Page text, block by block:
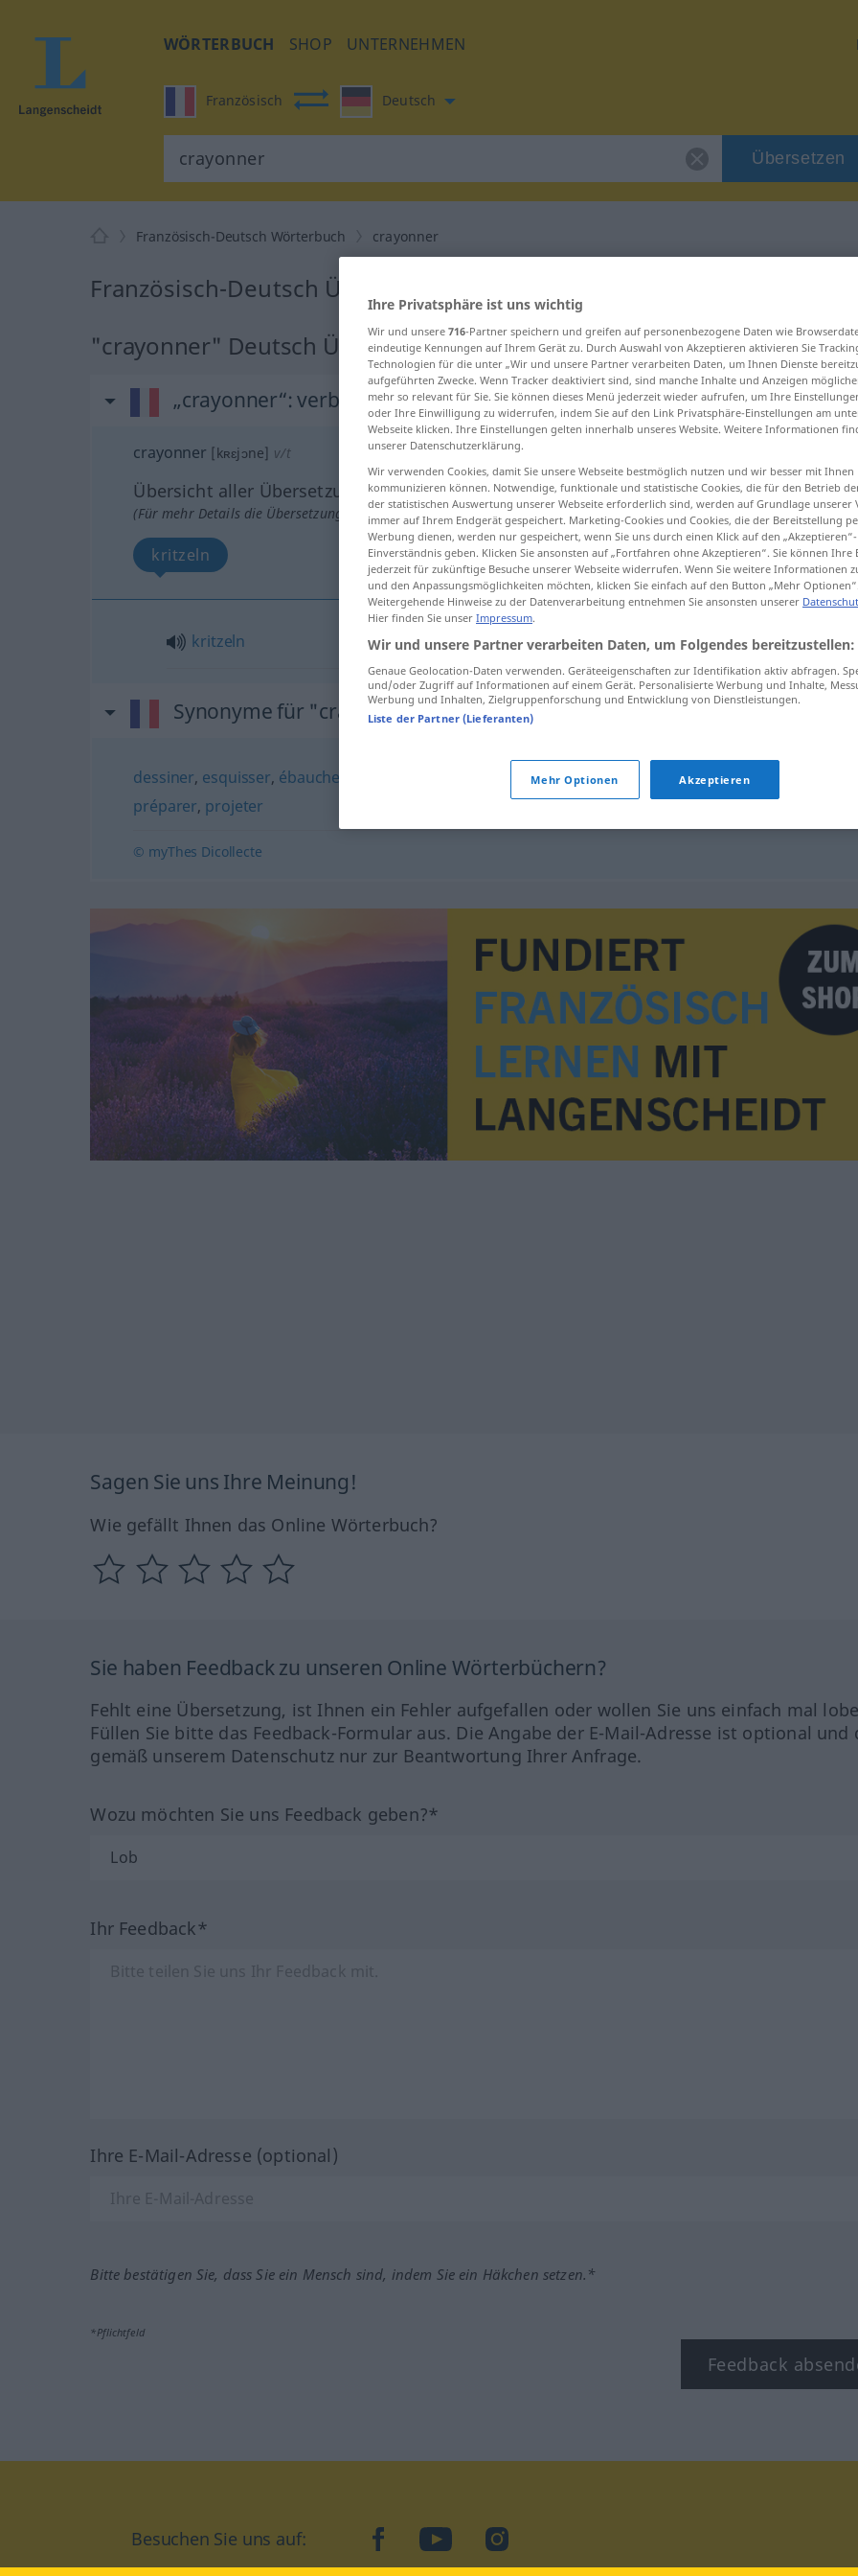
WÖRTERBUCH SHOP UNTERNEHMEN
Französisch Deutsch
Übersetzen
Französisch-Deutsch Wörterbuch crayonner
Französisch-Deutsch Übersetzung für "crayonner"
"crayonner" Deutsch Übersetzung
„crayonner“: verbe transitif
crayonner [kʀɛjɔne] v/t
Übersicht aller Übersetzungen
(Für mehr Details die Übersetzung anklicken/antippen)
kritzeln
kritzeln crayonner
Synonyme für "crayonner"
dessiner, esquisser, ébaucher croquer,dégrossir disposer,entamer
préparer, projeter
© myThes Dicollecte
Sagen Sie uns Ihre Meinung!
Wie gefällt Ihnen das Online Wörterbuch?
Sie haben Feedback zu unseren Online Wörterbüchern?
Fehlt eine Übersetzung, ist Ihnen ein Fehler aufgefallen oder wollen Sie uns einfach mal
Füllen Sie bitte das Feedback-Formular aus. Die Angabe der E-Mail-Adresse ist optional und
gemäß unserem Datenschutz nur zur Beantwortung Ihrer Anfrage.
Wozu möchten Sie uns Feedback geben?*
Ihr Feedback*
Ihre E-Mail-Adresse (optional)
Bitte bestätigen Sie, dass Sie ein Mensch sind, indem Sie ein Häkchen setzen.*
*Pflichtfeld
Feedback
Besuchen Sie uns auf: facebookYouTubeInstagram
Ihre Privatsphäre ist uns wichtig
Wir und unsere 716-Partner speichern und greifen auf personenbezogene Daten wie
eindeutige Kennungen auf Ihrem Gerät zu. Durch Auswahl von Akzeptieren aktivieren Sie
Technologien für die unter „Wir und unsere Partner verarbeiten Daten, um Ihnen Dienste
aufgeführten Zwecke. Wenn Tracker deaktiviert sind, sind manche Inhalte und Anzeigen
mehr so relevant für Sie. Sie können dieses Menü jederzeit wieder aufrufen, um Ihre
oder Ihre Einwilligung zu widerrufen, indem Sie auf den Link Privatsphäre-Einstellungen am
Webseite klicken. Ihre Einstellungen gelten innerhalb unseres Website. Weitere Informationen
unserer Datenschutzerklärung.
Wir verwenden Cookies, damit Sie unsere Webseite bestmöglich nutzen und wir besser mit Ihnen
kommunizieren können. Notwendige, funktionale und statistische Cookies, die für den Betrieb
der statistischen Auswertung unserer Webseite erforderlich sind, werden auf Grundlage unserer
immer auf Ihrem Endgerät gespeichert. Marketing-Cookies und Cookies, die der Bereitstellung
Werbung dienen, werden nur gespeichert, wenn Sie uns durch einen Klick auf den
Einverständnis geben. Klicken Sie ansonsten auf „Fortfahren ohne Akzeptieren“. Sie können
jederzeit für zukünftige Besuche unserer Webseite widerrufen. Wenn Sie weitere Informationen
und den Anpassungsmöglichkeiten möchten, klicken Sie einfach auf den Button „Mehr
Weitergehende Hinweise zu der Datenverarbeitung entnehmen Sie ansonsten unserer
Hier finden Sie unser Impressum.
Wir und unsere Partner verarbeiten Daten, um Folgendes bereitzustellen:
Genaue Geolocation-Daten verwenden. Geräteeigenschaften zur Identifikation aktiv abfragen.
und/oder Zugriff auf Informationen auf einem Gerät. Personalisierte Werbung und Inhalte,
Werbung und Inhalten, Zielgruppenforschung und Entwicklung von Dienstleistungen.
Liste der Partner (Lieferanten)
Mehr Optionen Akzeptieren